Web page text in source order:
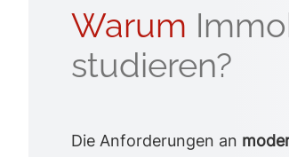
Warum
studieren?
Die Anforderungen an